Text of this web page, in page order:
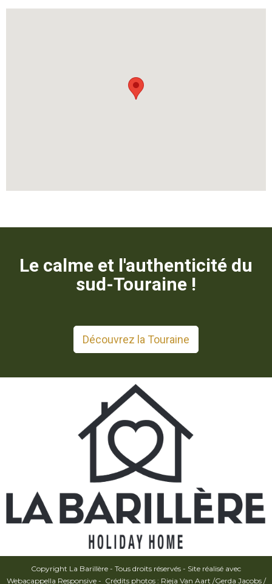
Le calme et l'authenticité du
sud-Touraine !
Découvrez la Touraine
Copyright La Barillère - Tous droits réservés - Site réalisé avec
Webacappella Responsive - Crédits photos : Rieja Van Aart /Gerda Jacobs /